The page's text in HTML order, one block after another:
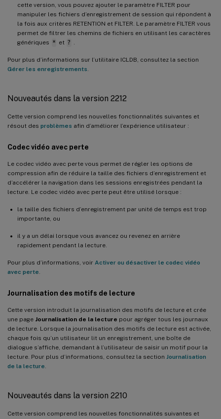
cette version, vous pouvez ajouter le paramètre FILTER pour
manipuler les fichiers d’enregistrement de session qui répondent à
la fois aux critères RETENTION et FILTER. Le paramètre FILTER vous
permet de filtrer les chemins de fichiers en utilisant les caractères
génériques * et ? .
Pour plus d’informations sur l’utilitaire ICLDB, consultez la section
Gérer les enregistrements.
Nouveautés dans la version 2212
Cette version comprend les nouvelles fonctionnalités suivantes et
résout des problèmes afin d’améliorer l’expérience utilisateur :
Codec vidéo avec perte
Le codec vidéo avec perte vous permet de régler les options de
compression afin de réduire la taille des fichiers d’enregistrement et
d’accélérer la navigation dans les sessions enregistrées pendant la
lecture. Le codec vidéo avec perte peut être utilisé lorsque :
la taille des fichiers d’enregistrement par unité de temps est trop
importante, ou
il y a un délai lorsque vous avancez ou revenez en arrière
rapidement pendant la lecture.
Pour plus d’informations, voir Activer ou désactiver le codec vidéo
avec perte.
Journalisation des motifs de lecture
Cette version introduit la journalisation des motifs de lecture et crée
une page Journalisation de la lecture pour agréger tous les journaux
de lecture. Lorsque la journalisation des motifs de lecture est activée,
chaque fois qu’un utilisateur lit un enregistrement, une boîte de
dialogue s’affiche, demandant à l’utilisateur de saisir un motif pour la
lecture. Pour plus d’informations, consultez la section Journalisation
de la lecture.
Nouveautés dans la version 2210
Cette version comprend les nouvelles fonctionnalités suivantes et